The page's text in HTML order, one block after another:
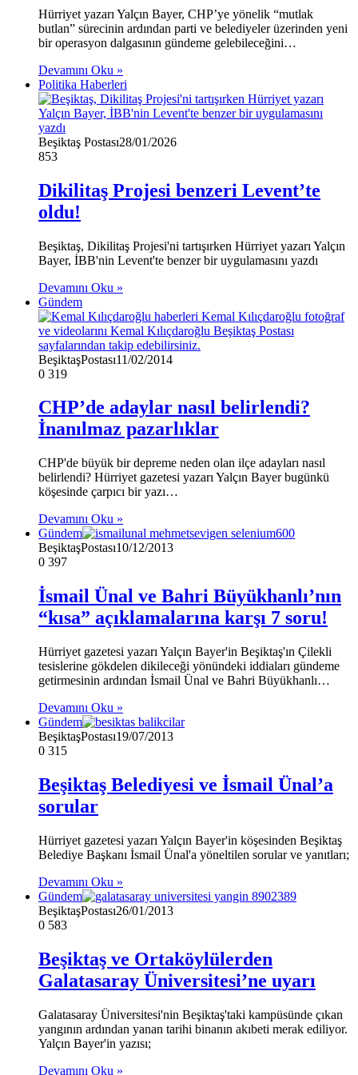
Hürriyet yazarı Yalçın Bayer, CHP’ye yönelik “mutlak
butlan” sürecinin ardından parti ve belediyeler üzerinden yeni
bir operasyon dalgasının gündeme gelebileceğini…
Devamını Oku »
Politika Haberleri
Beşiktaş Postası28/01/2026
853
Dikilitaş Projesi benzeri Levent’te
oldu!
Beşiktaş, Dikilitaş Projesi'ni tartışırken Hürriyet yazarı Yalçın
Bayer, İBB'nin Levent'te benzer bir uygulamasını yazdı
Devamını Oku »
Gündem
BeşiktaşPostası11/02/2014
0 319
CHP’de adaylar nasıl belirlendi?
İnanılmaz pazarlıklar
CHP'de büyük bir depreme neden olan ilçe adayları nasıl
belirlendi? Hürriyet gazetesi yazarı Yalçın Bayer bugünkü
köşesinde çarpıcı bir yazı…
Devamını Oku »
Gündem
BeşiktaşPostası10/12/2013
0 397
İsmail Ünal ve Bahri Büyükhanlı’nın
“kısa” açıklamalarına karşı 7 soru!
Hürriyet gazetesi yazarı Yalçın Bayer'in Beşiktaş'ın Çilekli
tesislerine gökdelen dikileceği yönündeki iddiaları gündeme
getirmesinin ardından İsmail Ünal ve Bahri Büyükhanlı…
Devamını Oku »
Gündem
BeşiktaşPostası19/07/2013
0 315
Beşiktaş Belediyesi ve İsmail Ünal’a
sorular
Hürriyet gazetesi yazarı Yalçın Bayer'in köşesinden Beşiktaş
Belediye Başkanı İsmail Ünal'a yöneltilen sorular ve yanıtları;
Devamını Oku »
Gündem
BeşiktaşPostası26/01/2013
0 583
Beşiktaş ve Ortaköylülerden
Galatasaray Üniversitesi’ne uyarı
Galatasaray Üniversitesi'nin Beşiktaş'taki kampüsünde çıkan
yangının ardından yanan tarihi binanın akıbeti merak ediliyor.
Yalçın Bayer'in yazısı;
Devamını Oku »